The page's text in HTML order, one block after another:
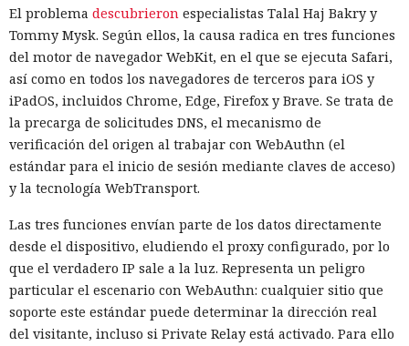
El problema descubrieron especialistas Talal Haj Bakry y
Tommy Mysk. Según ellos, la causa radica en tres funciones
del motor de navegador WebKit, en el que se ejecuta Safari,
así como en todos los navegadores de terceros para iOS y
iPadOS, incluidos Chrome, Edge, Firefox y Brave. Se trata de
la precarga de solicitudes DNS, el mecanismo de
verificación del origen al trabajar con WebAuthn (el
estándar para el inicio de sesión mediante claves de acceso)
y la tecnología WebTransport.
Las tres funciones envían parte de los datos directamente
desde el dispositivo, eludiendo el proxy configurado, por lo
que el verdadero IP sale a la luz. Representa un peligro
particular el escenario con WebAuthn: cualquier sitio que
soporte este estándar puede determinar la dirección real
del visitante, incluso si Private Relay está activado. Para ello